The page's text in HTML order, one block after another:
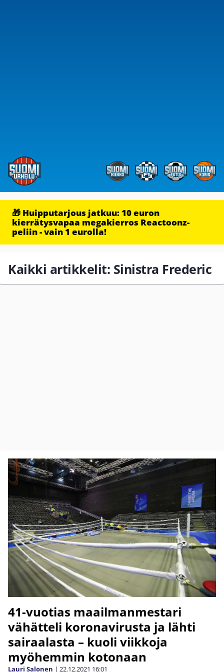
🎁 Huipputarjous jatkuu: 10 euron
kierrätysvapaa megakierros Reactoonz-
peliin - vain 1 eurolla!
Kaikki artikkelit: Sinistra Frederic
41-vuotias maailmanmestari
vähätteli koronavirusta ja lähti
sairaalasta – kuoli viikkoja
myöhemmin kotonaan
Lauri Salonen | 22.12.2021 16:01